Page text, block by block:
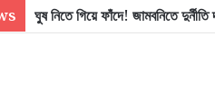
ঘুষ নিতে গিয়ে ফাঁদে! জামবনিতে দুর্নীতি